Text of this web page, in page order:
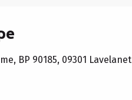
BP 90185, 09301 Lavelanet